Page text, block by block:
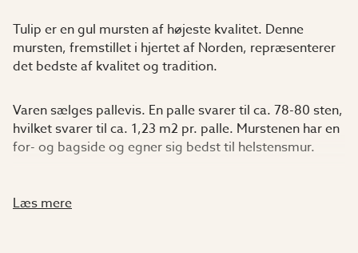
Tulip er en gul mursten af højeste kvalitet. Denne
mursten, fremstillet i hjertet af Norden, repræsenterer
det bedste af kvalitet og tradition.
Varen sælges pallevis. En palle svarer til ca. 78-80 sten,
hvilket svarer til ca. 1,23 m2 pr. palle. Murstenen har en
for- og bagside og egner sig bedst til helstensmur.
Læs mere